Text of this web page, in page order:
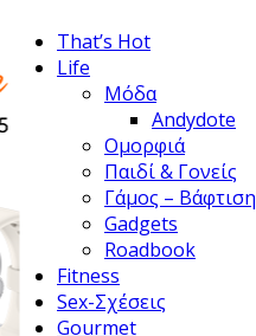
That’s Hot
Life
Μόδα
Andydote
Ομορφιά
Παιδί & Γονείς
Γάμος – Βάφτιση
Gadgets
Roadbook
Fitness
Sex-Σχέσεις
Gourmet